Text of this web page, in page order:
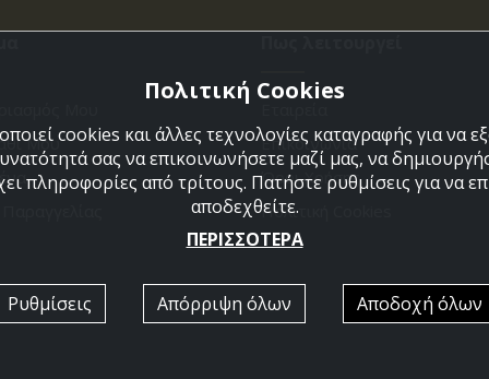
Μου
Επικοινωνια
Όροι Χρήσης
Πολιτική Cookies
Πολιτική Cookies
cookies και άλλες τεχνολογίες καταγραφής για να
σας να επικοινωνήσετε μαζί μας, να
πληροφορίες από τρίτους. Πατήστε ρυθμίσεις για να
αποδεχθείτε.
ΠΕΡΙΣΣΟΤΕΡΑ
Ρυθμίσεις Απόρριψη όλων Αποδοχή όλων